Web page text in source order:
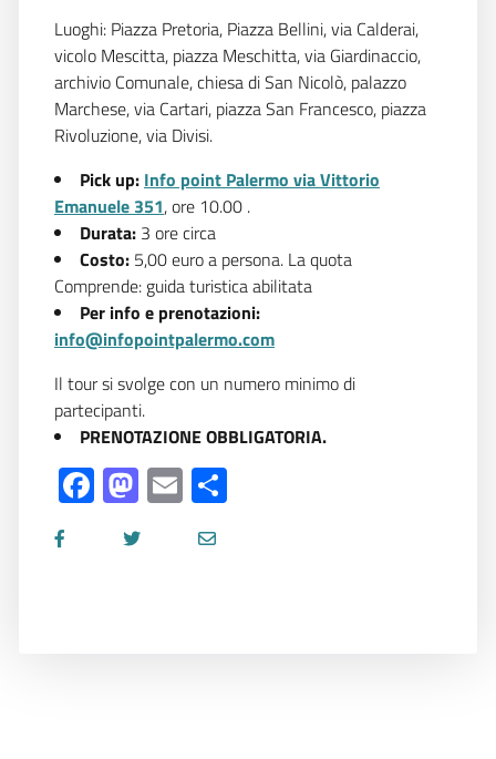
Luoghi: Piazza Pretoria, Piazza Bellini, via Calderai,
vicolo Mescitta, piazza Meschitta, via Giardinaccio,
archivio Comunale, chiesa di San Nicolò, palazzo
Marchese, via Cartari, piazza San Francesco, piazza
Rivoluzione, via Divisi.
Pick up: Info point Palermo via Vittorio
Emanuele 351, ore 10.00 .
Durata: 3 ore circa
Costo: 5,00 euro a persona. La quota
Comprende: guida turistica abilitata
Per info e prenotazioni:
info@infopointpalermo.com
Il tour si svolge con un numero minimo di
partecipanti.
PRENOTAZIONE OBBLIGATORIA.
Facebook
Mastodon
Email